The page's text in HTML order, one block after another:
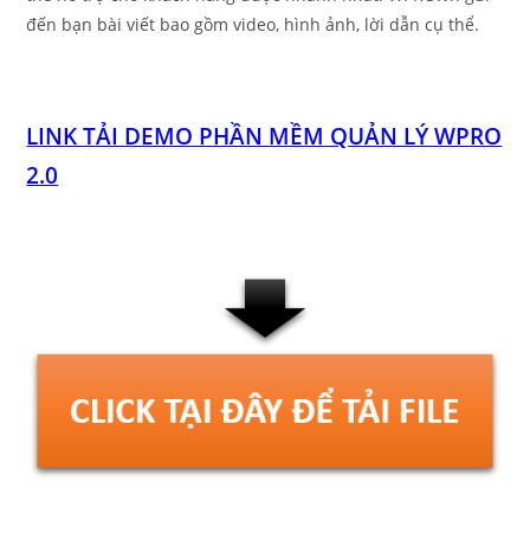
đến bạn bài viết bao gồm video, hình ảnh, lời dẫn cụ thể.
LINK TẢI DEMO PHẦN MỀM QUẢN LÝ WPRO
2.0